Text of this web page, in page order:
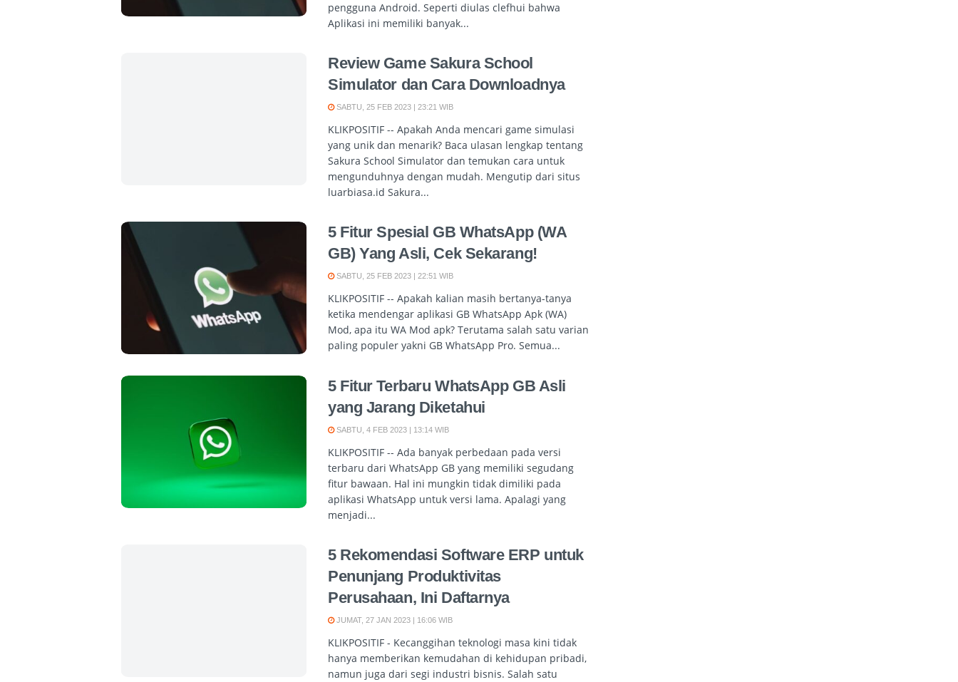
pengguna Android. Seperti diulas clefhui bahwa
Aplikasi ini memiliki banyak...
Review Game Sakura School
Simulator dan Cara Downloadnya
SABTU, 25 FEB 2023 | 23:21 WIB
KLIKPOSITIF -- Apakah Anda mencari game simulasi
yang unik dan menarik? Baca ulasan lengkap tentang
Sakura School Simulator dan temukan cara untuk
mengunduhnya dengan mudah. Mengutip dari situs
luarbiasa.id Sakura...
5 Fitur Spesial GB WhatsApp (WA
GB) Yang Asli, Cek Sekarang!
SABTU, 25 FEB 2023 | 22:51 WIB
KLIKPOSITIF -- Apakah kalian masih bertanya-tanya
ketika mendengar aplikasi GB WhatsApp Apk (WA)
Mod, apa itu WA Mod apk? Terutama salah satu varian
paling populer yakni GB WhatsApp Pro. Semua...
5 Fitur Terbaru WhatsApp GB Asli
yang Jarang Diketahui
SABTU, 4 FEB 2023 | 13:14 WIB
KLIKPOSITIF -- Ada banyak perbedaan pada versi
terbaru dari WhatsApp GB yang memiliki segudang
fitur bawaan. Hal ini mungkin tidak dimiliki pada
aplikasi WhatsApp untuk versi lama. Apalagi yang
menjadi...
5 Rekomendasi Software ERP untuk
Penunjang Produktivitas
Perusahaan, Ini Daftarnya
JUMAT, 27 JAN 2023 | 16:06 WIB
KLIKPOSITIF - Kecanggihan teknologi masa kini tidak
hanya memberikan kemudahan di kehidupan pribadi,
namun juga dari segi industri bisnis. Salah satu